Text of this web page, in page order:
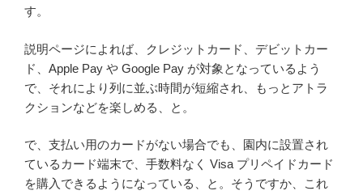
す。
説明ページによれば、クレジットカード、デビットカー
ド、Apple Pay や Google Pay が対象となっているよう
で、それにより列に並ぶ時間が短縮され、もっとアトラ
クションなどを楽しめる、と。
で、支払い用のカードがない場合でも、園内に設置され
ているカード端末で、手数料なく Visa プリペイドカード
を購入できるようになっている、と。そうですか、これ